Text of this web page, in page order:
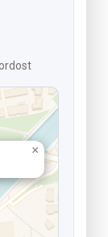
×